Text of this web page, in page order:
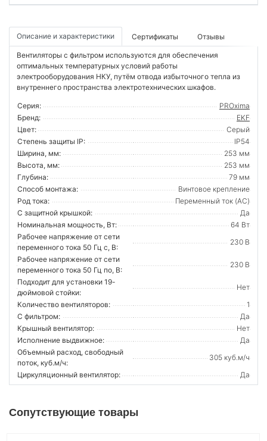
Описание и характеристики Сертификаты Отзывы
Вентиляторы с фильтром используются для обеспечения
оптимальных температурных условий работы
электрооборудования НКУ, путём отвода избыточного тепла из
внутреннего пространства электротехнических шкафов.
Серия:
PROxima
Бренд:
EKF
Цвет:
Серый
Степень защиты IP:
IP54
Ширина, мм:
253 мм
Высота, мм:
253 мм
Глубина:
79 мм
Способ монтажа:
Винтовое крепление
Род тока:
Переменный ток (AC)
С защитной крышкой:
Да
Номинальная мощность, Вт:
64 Вт
Рабочее напряжение от сети
переменного тока 50 Гц с, В:
230 В
Рабочее напряжение от сети
переменного тока 50 Гц по, В:
230 В
Подходит для установки 19-
дюймовой стойки:
Нет
Количество вентиляторов:
1
С фильтром:
Да
Крышный вентилятор:
Нет
Исполнение выдвижное:
Да
Объемный расход, свободный
поток, куб.м/ч:
305 куб.м/ч
Циркуляционный вентилятор:
Да
Сопутствующие товары